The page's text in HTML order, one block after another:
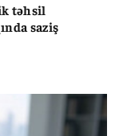
təhsil
saziş